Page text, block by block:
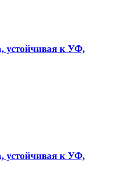
устойчивая к УФ,
устойчивая к УФ,